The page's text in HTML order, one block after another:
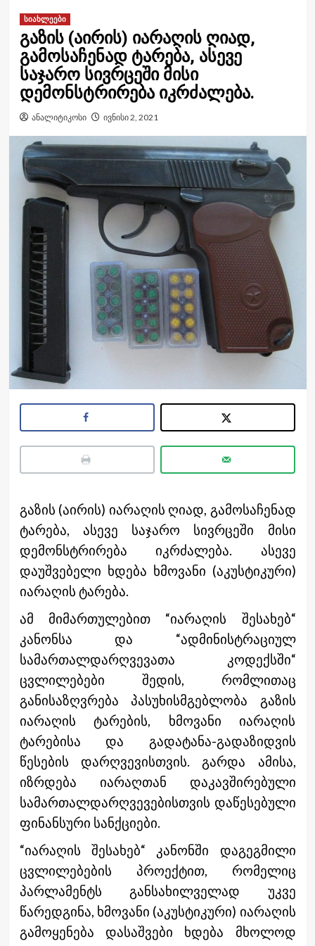
სიახლეები
გაზის (აირის) იარაღის ღიად,
გამოსაჩენად ტარება, ასევე
საჯარო სივრცეში მისი
დემონსტრირება იკრძალება.
ანალიტიკოსი ივნისი 2, 2021
გაზის (აირის) იარაღის ღიად, გამოსაჩენად
ტარება, ასევე საჯარო სივრცეში მისი
დემონსტრირება იკრძალება. ასევე
დაუშვებელი ხდება ხმოვანი (აკუსტიკური)
იარაღის ტარება.
ამ მიმართულებით “იარაღის შესახებ“
კანონსა და “ადმინისტრაციულ
სამართალდარღვევათა კოდექსში“
ცვლილებები შედის, რომლითაც
განისაზღვრება პასუხისმგებლობა გაზის
იარაღის ტარების, ხმოვანი იარაღის
ტარებისა და გადატანა-გადაზიდვის
წესების დარღვევისთვის. გარდა ამისა,
იზრდება იარაღთან დაკავშირებული
სამართალდარღვევებისთვის დაწესებული
ფინანსური სანქციები.
“იარაღის შესახებ“ კანონში დაგეგმილი
ცვლილებების პროექტით, რომელიც
პარლამენტს განსახილველად უკვე
წარედგინა, ხმოვანი (აკუსტიკური) იარაღის
გამოყენება დასაშვები ხდება მხოლოდ